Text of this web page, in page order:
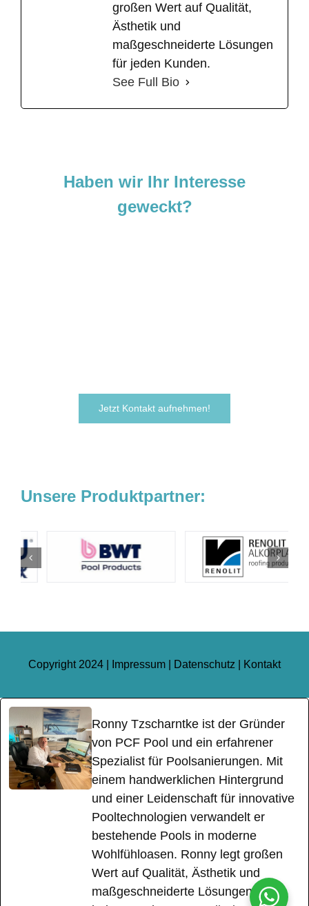
großen Wert auf Qualität,
Ästhetik und
maßgeschneiderte Lösungen
für jeden Kunden.
See Full Bio
Haben wir Ihr Interesse
geweckt?
Jetzt Kontakt aufnehmen!
Unsere Produktpartner:
Copyright 2024 | Impressum Datenschutz Kontakt
Ronny Tzscharntke ist der Gründer
von PCF Pool und ein erfahrener
Spezialist für Poolsanierungen. Mit
einem handwerklichen Hintergrund
und einer Leidenschaft für innovative
Pooltechnologien verwandelt er
bestehende Pools in moderne
Wohlfühloasen. Ronny legt großen
Wert auf Qualität, Ästhetik und
maßgeschneiderte Lösungen für